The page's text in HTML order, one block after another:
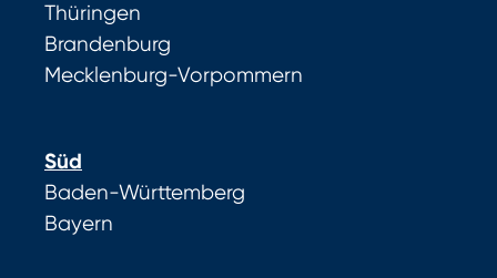
Thüringen
Brandenburg
Mecklenburg-Vorpommern
Süd
Baden-Württemberg
Bayern